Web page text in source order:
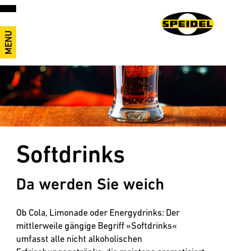
MENU
Softdrinks
Da werden Sie weich
Ob Cola, Limonade oder Energydrinks: Der
mittlerweile gängige Begriff »Softdrinks«
umfasst alle nicht alkoholischen